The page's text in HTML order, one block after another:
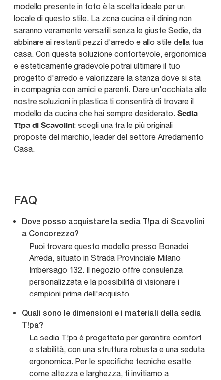
modello presente in foto è la scelta ideale per un
locale di questo stile. La zona cucina e il dining non
saranno veramente versatili senza le giuste Sedie, da
abbinare ai restanti pezzi d'arredo e allo stile della tua
casa. Con questa soluzione confortevole, ergonomica
e esteticamente gradevole potrai ultimare il tuo
progetto d'arredo e valorizzare la stanza dove si sta
in compagnia con amici e parenti. Dare un'occhiata alle
nostre soluzioni in plastica ti consentirà di trovare il
modello da cucina che hai sempre desiderato. Sedia
T!pa di Scavolini: scegli una tra le più originali
proposte del marchio, leader del settore Arredamento
Casa.
FAQ
Dove posso acquistare la sedia T!pa di Scavolini
a Concorezzo?
Puoi trovare questo modello presso Bonadei
Arreda, situato in Strada Provinciale Milano
Imbersago 132. Il negozio offre consulenza
personalizzata e la possibilità di visionare i
campioni prima dell'acquisto.
Quali sono le dimensioni e i materiali della sedia
T!pa?
La sedia T!pa è progettata per garantire comfort
e stabilità, con una struttura robusta e una seduta
ergonomica. Per le specifiche tecniche esatte
come altezza e larghezza, ti invitiamo a